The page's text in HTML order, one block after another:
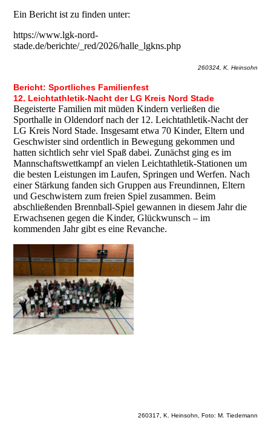
Ein Bericht ist zu finden unter:
https://www.lgk-nord-
stade.de/berichte/_red/2026/halle_lgkns.php
260324, K. Heinsohn
Bericht: Sportliches Familienfest
12. Leichtathletik-Nacht der LG Kreis Nord Stade
Begeisterte Familien mit müden Kindern verließen die
Sporthalle in Oldendorf nach der 12. Leichtathletik-Nacht der
LG Kreis Nord Stade. Insgesamt etwa 70 Kinder, Eltern und
Geschwister sind ordentlich in Bewegung gekommen und
hatten sichtlich sehr viel Spaß dabei. Zunächst ging es im
Mannschaftswettkampf an vielen Leichtathletik-Stationen um
die besten Leistungen im Laufen, Springen und Werfen. Nach
einer Stärkung fanden sich Gruppen aus Freundinnen, Eltern
und Geschwistern zum freien Spiel zusammen. Beim
abschließenden Brennball-Spiel gewannen in diesem Jahr die
Erwachsenen gegen die Kinder, Glückwunsch – im
kommenden Jahr gibt es eine Revanche.
260317, K. Heinsohn, Foto: M. Tiedemann